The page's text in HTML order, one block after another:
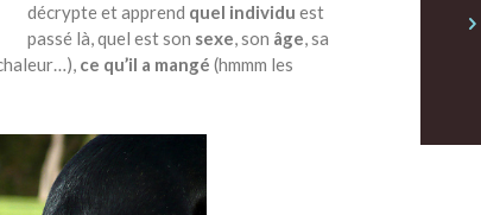
décrypte et apprend quel individu est
passé là, quel est son sexe, son âge, sa
ce qu’il a mangé (hmmm les